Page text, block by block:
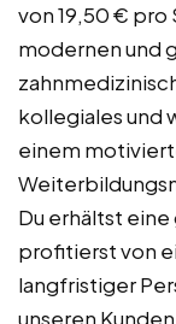
von 19,50 € pro
modernen und
kollegiales und
einem
Du erhältst
profitierst von
langfristiger
unseren